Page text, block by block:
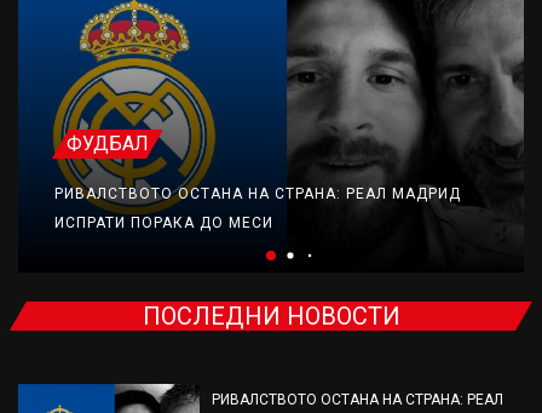
ФУДБАЛ
РИВАЛСТВОТО ОСТАНА НА СТРАНА: РЕАЛ МАДРИД
ИСПРАТИ ПОРАКА ДО МЕСИ
ПОСЛЕДНИ НОВОСТИ
РИВАЛСТВОТО ОСТАНА НА СТРАНА: РЕАЛ